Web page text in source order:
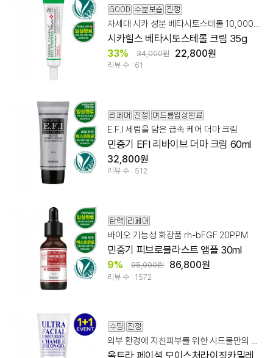
시카힐스 베타시토스테롤 크림 35g
33% 34,000원 22,800원
리뷰 수 : 61
E.F.I 세럼을 담은 급속 케어 더마 크림
민중기 EFI 리바이브 더마 크림 60ml
32,800원
리뷰 수 : 512
바이오 기능성 화장품 rh-bFGF 20PPM
민중기 피브로블라스트 앰플 30ml
9% 95,000원 86,800원
리뷰 수 : 1572
외부 환경에 지친피부를 위한 시드물만의 수퍼 수딩 히어로